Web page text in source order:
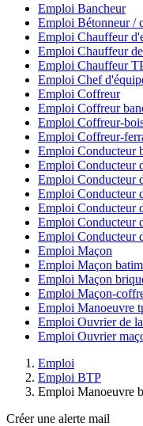
Emploi Bancheur
Emploi Bétonneur /
Emploi Chauffeur
Emploi Chauffeur
Emploi Chauffeur
Emploi Chef
Emploi Coffreur
Emploi Coffreur
Emploi Coffreur-
Emploi Coffreur-
Emploi Conducteur
Emploi Conducteur
Emploi Conducteur
Emploi Conducteur
Emploi Conducteur
Emploi Conducteur
Emploi Conducteur
Emploi Maçon
Emploi Maçon
Emploi Maçon
Emploi Maçon-
Emploi Manoeuvre
Emploi Ouvrier de
Emploi Ouvrier
Emploi
Emploi BTP
Emploi Manoeuvre
Créer une alerte mail